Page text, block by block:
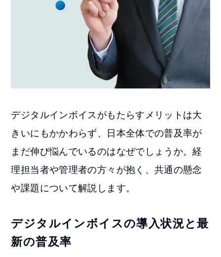
デジタルインボイスがもたらすメリットは大
きいにもかかわらず、日本全体での普及率が
まだ伸び悩んでいるのはなぜでしょうか。経
理担当者や管理者の方々が抱く、共通の懸念
や課題について解説します。
デジタルインボイスの導入状況と最
新の普及率